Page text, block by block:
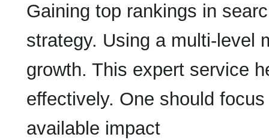
Gaining top rankings in
strategy. Using a multi-level
growth. This expert service
effectively. One should
available impact